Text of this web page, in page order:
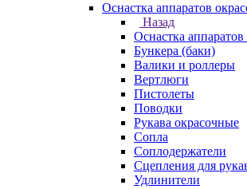
Оснастка аппаратов
Назад
Оснастка
Бункера (баки)
Валики и роллеры
Вертлюги
Пистолеты
Поводки
Рукава окрасочные
Сопла
Соплодержатели
Сцепления для
Удлинители